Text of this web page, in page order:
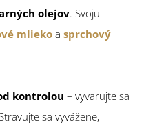
olejov. Svoju
mliekoa sprchový
kontrolou – vyvarujte sa
sa vyvážene,